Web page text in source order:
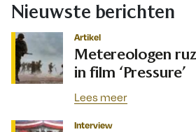
Nieuwste berichten
Artikel
Metereologen
in film ‘Pressure’
Lees meer
Interview